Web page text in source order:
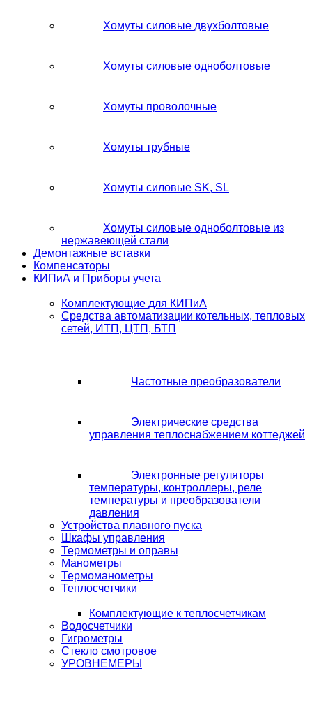
Хомуты силовые двухболтовые
Хомуты силовые одноболтовые
Хомуты проволочные
Хомуты трубные
Хомуты силовые SK, SL
Хомуты силовые одноболтовые из
нержавеющей стали
Демонтажные вставки
Компенсаторы
КИПиА и Приборы учета
Комплектующие для КИПиА
Средства автоматизации котельных, тепловых
сетей, ИТП, ЦТП, БТП
Частотные преобразователи
Электрические средства
управления теплоснабжением коттеджей
Электронные регуляторы
температуры, контроллеры, реле
температуры и преобразователи
давления
Устройства плавного пуска
Шкафы управления
Термометры и оправы
Манометры
Термоманометры
Теплосчетчики
Комплектующие к теплосчетчикам
Водосчетчики
Гигрометры
Стекло смотровое
УРОВНЕМЕРЫ